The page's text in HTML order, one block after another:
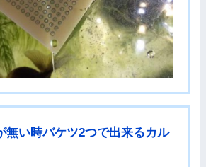
無い時バケツ2つで出来るカル